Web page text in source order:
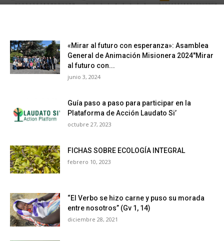
«Mirar al futuro con esperanza»: Asamblea
General de Animación Misionera 2024″Mirar
al futuro con...
junio 3, 2024
Guía paso a paso para participar en la
Plataforma de Acción Laudato Si’
octubre 27, 2023
FICHAS SOBRE ECOLOGÍA INTEGRAL
febrero 10, 2023
“El Verbo se hizo carne y puso su morada
entre nosotros” (Gv 1, 14)
diciembre 28, 2021